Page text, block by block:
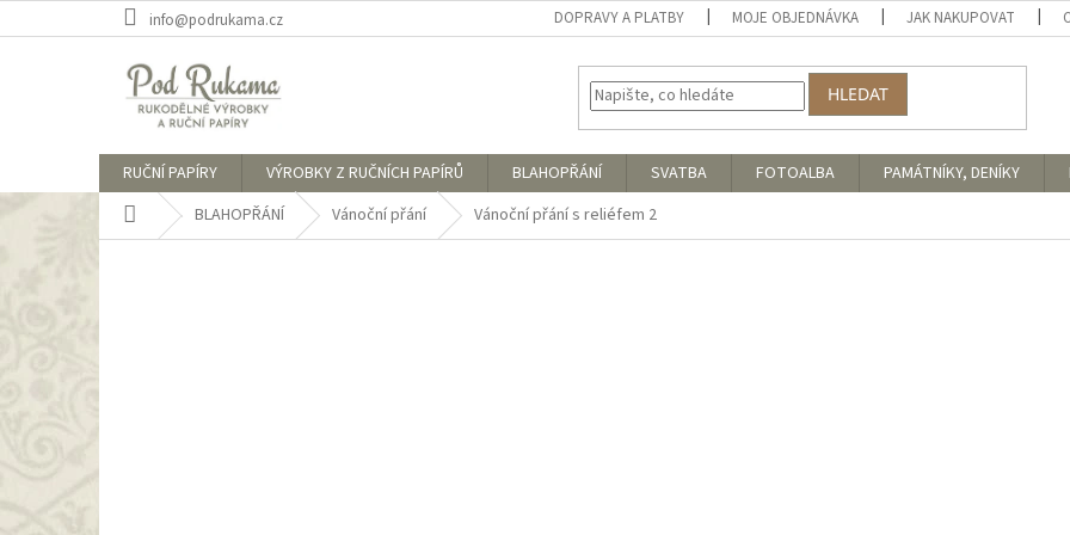
na
info@podrukama.cz DOPRAVY A PLATBY MOJE OBJEDNÁVKA JAK NAKUPOVAT
HLEDAT
RUČNÍ PAPÍRY VÝROBKY Z RUČNÍCH PAPÍRŮ BLAHOPŘÁNÍ SVATBA FOTOALBA PAMÁTNÍKY, DENÍKY
Domů BLAHOPŘÁNÍ Vánoční přání Vánoční přání s reliéfem 2